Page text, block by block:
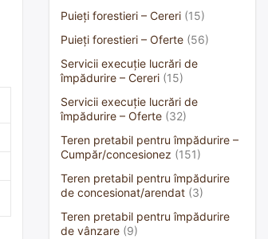
Puieți forestieri – Cereri (15)
Puieți forestieri – Oferte (56)
Servicii execuție lucrări de
împădurire – Cereri (15)
Servicii execuție lucrări de
împădurire – Oferte (32)
Teren pretabil pentru împădurire –
Cumpăr/concesionez (151)
Teren pretabil pentru împădurire
de concesionat/arendat (3)
Teren pretabil pentru împădurire
de vânzare (9)